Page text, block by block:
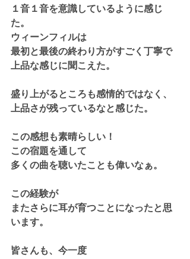
１音１音を意識しているように感じ
た。
ウィーンフィルは
最初と最後の終わり方がすごく丁寧で
上品な感じに聞こえた。
盛り上がるところも感情的ではなく、
上品さが残っているなと感じた。
この感想も素晴らしい！
この宿題を通して
多くの曲を聴いたことも偉いなぁ。
この経験が
またさらに耳が育つことになったと思
います。
皆さんも、今一度